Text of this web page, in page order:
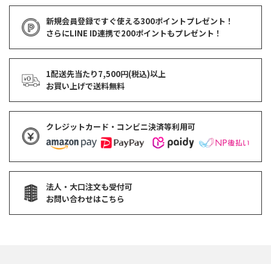
新規会員登録ですぐ使える300ポイントプレゼント！
さらにLINE ID連携で200ポイントもプレゼント！
1配送先当たり7,500円(税込)以上
お買い上げで送料無料
クレジットカード・コンビニ決済等利用可
法人・大口注文も受付可
お問い合わせはこちら